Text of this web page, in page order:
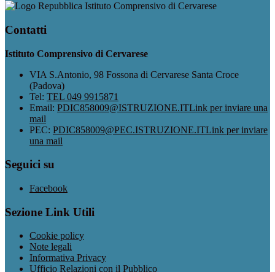
Istituto Comprensivo di Cervarese
Contatti
Istituto Comprensivo di Cervarese
VIA S.Antonio, 98 Fossona di Cervarese Santa Croce
(Padova)
Tel: TEL 049 9915871
Email: PDIC858009@ISTRUZIONE.ITLink per inviare una
mail
PEC: PDIC858009@PEC.ISTRUZIONE.ITLink per inviare
una mail
Seguici su
Facebook
Sezione Link Utili
Cookie policy
Note legali
Informativa Privacy
Ufficio Relazioni con il Pubblico